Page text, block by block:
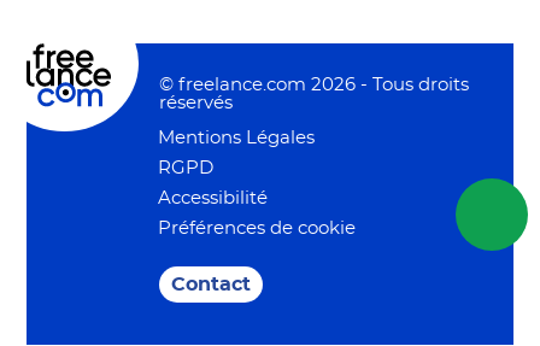
© freelance.com 2026 - Tous droits
réservés
Mentions Légales
RGPD
Accessibilité
Préférences de cookie
Contact